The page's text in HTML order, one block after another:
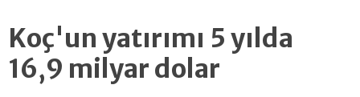
Koç'un yatırımı 5 yılda
16,9 milyar dolar